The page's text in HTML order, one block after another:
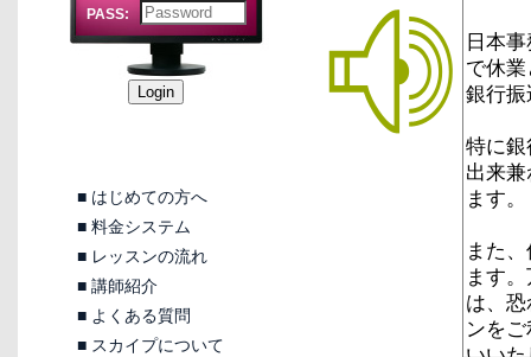
PASS:
■ はじめての方へ
■ 料金システム
■ レッスンの流れ
■ 講師紹介
■ よくある質問
■ スカイプについて